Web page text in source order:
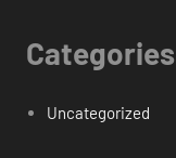
Categories
Uncategorized